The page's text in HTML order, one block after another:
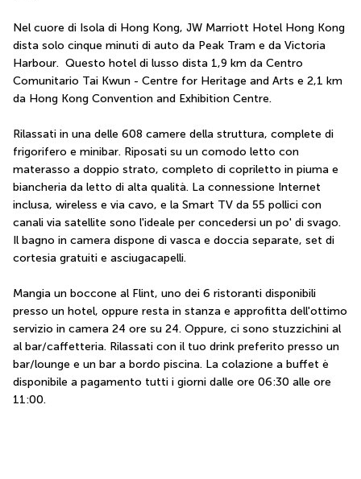
Nel cuore di Isola di Hong Kong, JW Marriott Hotel Hong Kong
dista solo cinque minuti di auto da Peak Tram e da Victoria
Harbour.  Questo hotel di lusso dista 1,9 km da Centro
Comunitario Tai Kwun - Centre for Heritage and Arts e 2,1 km
da Hong Kong Convention and Exhibition Centre.
Rilassati in una delle 608 camere della struttura, complete di
frigorifero e minibar. Riposati su un comodo letto con
materasso a doppio strato, completo di copriletto in piuma e
biancheria da letto di alta qualità. La connessione Internet
inclusa, wireless e via cavo, e la Smart TV da 55 pollici con
canali via satellite sono l'ideale per concedersi un po' di svago.
Il bagno in camera dispone di vasca e doccia separate, set di
cortesia gratuiti e asciugacapelli.
Mangia un boccone al Flint, uno dei 6 ristoranti disponibili
presso un hotel, oppure resta in stanza e approfitta dell'ottimo
servizio in camera 24 ore su 24. Oppure, ci sono stuzzichini al
al bar/caffetteria. Rilassati con il tuo drink preferito presso un
bar/lounge e un bar a bordo piscina. La colazione a buffet è
disponibile a pagamento tutti i giorni dalle ore 06:30 alle ore
11:00.